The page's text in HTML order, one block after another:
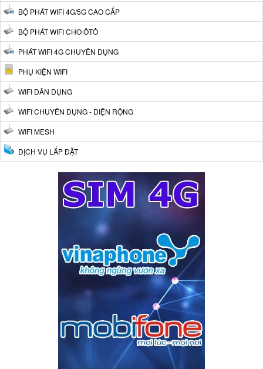
BỘ PHÁT WIFI 4G/5G CAO CẤP
BỘ PHÁT WIFI CHO ÔTÔ
PHÁT WIFI 4G CHUYÊN DỤNG
PHỤ KIỆN WIFI
WIFI DÂN DỤNG
WIFI CHUYÊN DỤNG - DIỆN RỘNG
WIFI MESH
DỊCH VỤ LẮP ĐẶT